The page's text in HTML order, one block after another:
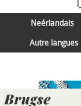
Anglais
Français
Autre langues
Chèque cadeau
Propre Éditions
Distribution
Mon compte
Calendrier dentelle
Neérlandais
Autre langues